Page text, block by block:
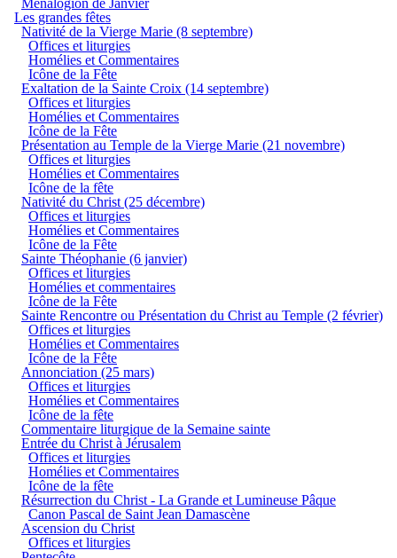
Menalogion de Janvier
Les grandes fêtes
Nativité de la Vierge Marie (8 septembre)
Offices et liturgies
Homélies et Commentaires
Icône de la Fête
Exaltation de la Sainte Croix (14 septembre)
Offices et liturgies
Homélies et Commentaires
Icône de la Fête
Présentation au Temple de la Vierge Marie (21 novembre)
Offices et liturgies
Homélies et Commentaires
Icône de la fête
Nativité du Christ (25 décembre)
Offices et liturgies
Homélies et Commentaires
Icône de la Fête
Sainte Théophanie (6 janvier)
Offices et liturgies
Homélies et commentaires
Icône de la Fête
Sainte Rencontre ou Présentation du Christ au Temple (2 février)
Offices et liturgies
Homélies et Commentaires
Icône de la Fête
Annonciation (25 mars)
Offices et liturgies
Homélies et Commentaires
Icône de la fête
Commentaire liturgique de la Semaine sainte
Entrée du Christ à Jérusalem
Offices et liturgies
Homélies et Commentaires
Icône de la fête
Résurrection du Christ - La Grande et Lumineuse Pâque
Canon Pascal de Saint Jean Damascène
Ascension du Christ
Offices et liturgies